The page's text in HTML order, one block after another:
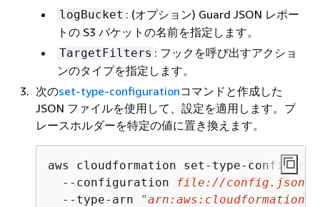
logBucket : (オプション) Guard JSON レポー
トの S3 バケットの名前を指定します。
TargetFilters : フックを呼び出すアクショ
ンのタイプを指定します。
次のset-type-configurationコマンドと作成した
JSON ファイルを使用して、設定を適用します。プ
レースホルダーを特定の値に置き換えます。
aws cloudformation set-type-
  --configuration
file://config.json
  --type-arn